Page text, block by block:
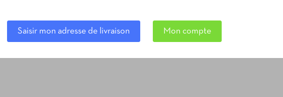
Saisir mon adresse de livraison Mon compte